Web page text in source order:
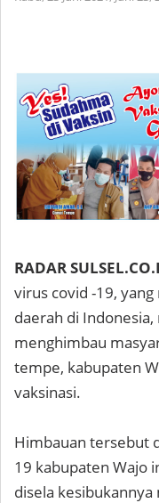
RADAR
virus covid -19,
daerah di Indonesia,
menghimbau
tempe, kabupaten
vaksinasi.
Himbauan tersebut
19 kabupaten Wajo
disela kesibukannya